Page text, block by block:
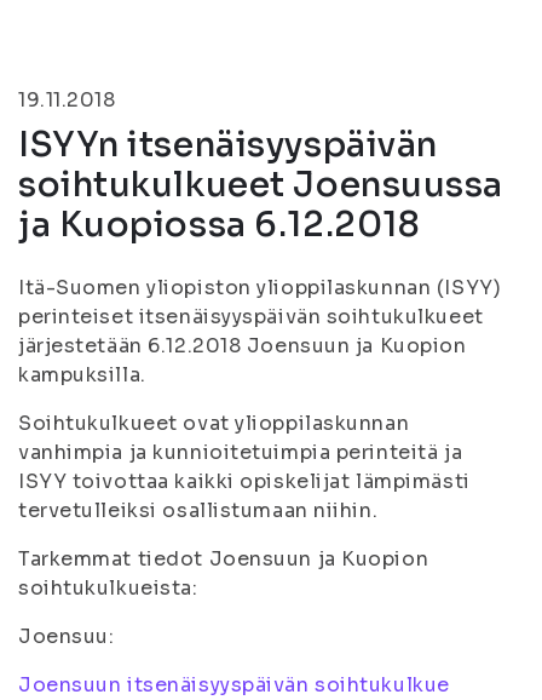
19.11.2018
ISYYn itsenäisyyspäivän
soihtukulkueet Joensuussa
ja Kuopiossa 6.12.2018
Itä-Suomen yliopiston ylioppilaskunnan (ISYY)
perinteiset itsenäisyyspäivän soihtukulkueet
järjestetään 6.12.2018 Joensuun ja Kuopion
kampuksilla.
Soihtukulkueet ovat ylioppilaskunnan
vanhimpia ja kunnioitetuimpia perinteitä ja
ISYY toivottaa kaikki opiskelijat lämpimästi
tervetulleiksi osallistumaan niihin.
Tarkemmat tiedot Joensuun ja Kuopion
soihtukulkueista:
Joensuu:
Joensuun itsenäisyyspäivän soihtukulkue